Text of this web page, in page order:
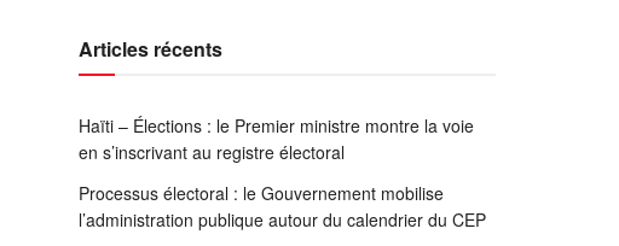
Articles récents
Haïti – Élections : le Premier ministre montre la voie
en s’inscrivant au registre électoral
Processus électoral : le Gouvernement mobilise
l’administration publique autour du calendrier du CEP